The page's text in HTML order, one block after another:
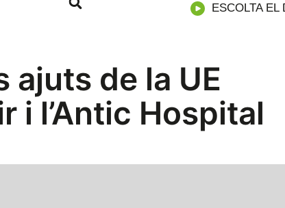
ESCOLTA EL
ajuts de la UE
i l’Antic Hospital